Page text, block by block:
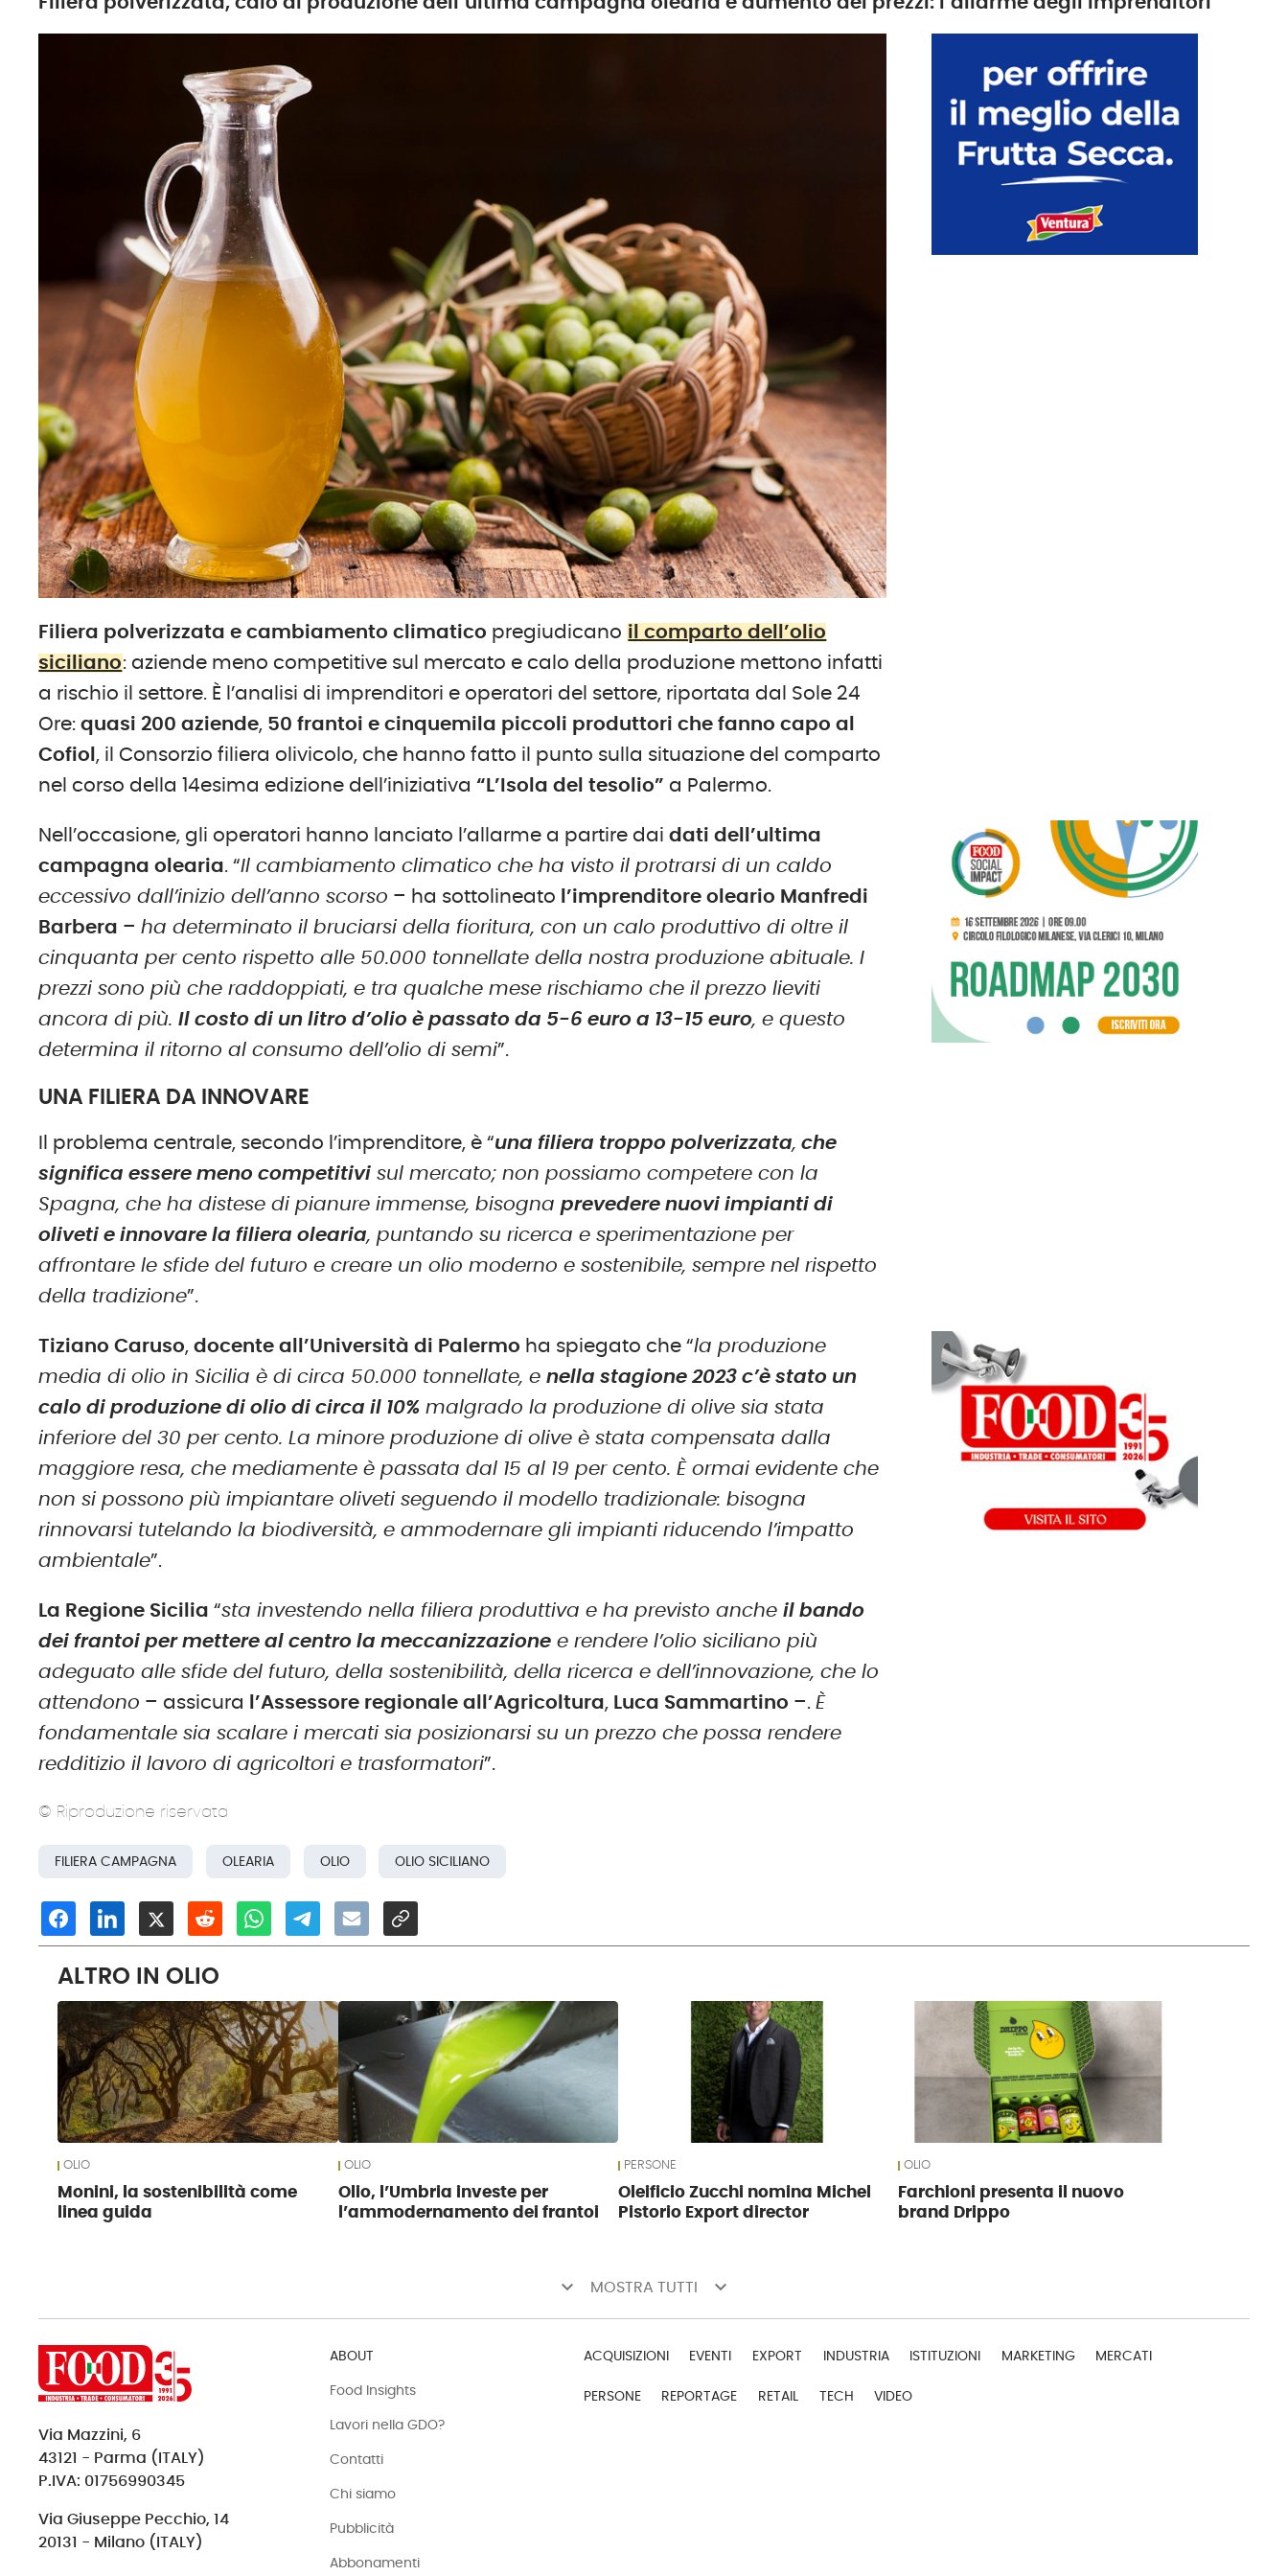
Filiera polverizzata e cambiamento climatico pregiudicano il comparto dell’olio
siciliano: aziende meno competitive sul mercato e calo della produzione mettono infatti
a rischio il settore. È l’analisi di imprenditori e operatori del settore, riportata dal Sole 24
Ore:quasi 200 aziende, 50 frantoi e cinquemila piccoli produttori che fanno capo al
Cofiol , il Consorzio filiera olivicolo, che hanno fatto il punto sulla situazione del comparto
nel corso della 14esima edizione dell’iniziativa“L’Isola del tesolio” a Palermo.
Nell’occasione, gli operatori hanno lanciato l’allarme a partire daidati dell’ultima
campagna olearia. “Il cambiamento climatico che ha visto il protrarsi di un caldo
eccessivo dall’inizio dell’anno scorso – ha sottolineato
l’imprenditore oleario Manfredi
Barbera –ha determinato il bruciarsi della fioritura, con un calo produttivo di oltre il
cinquanta per cento rispetto alle 50.000 tonnellate della nostra produzione abituale. I
prezzi sono più che raddoppiati, e tra qualche mese rischiamo che il prezzo lieviti
ancora di più.Il costo di un litro d’olio è passato da 5-6 euro a 13-15 euro, e questo
determina il ritorno al consumo dell’olio di semi”.
UNA FILIERA DA INNOVARE
Il problema centrale, secondo l’imprenditore, è “una filiera troppo polverizzata, che
significa essere meno competitivi sul mercato; non possiamo competere con la
Spagna, che ha distese di pianure immense, bisognaprevedere nuovi impianti di
oliveti e innovare la filiera olearia, puntando su ricerca e sperimentazione per
affrontare le sfide del futuro e creare un olio moderno e sostenibile, sempre nel rispetto
della tradizione”.
Tiziano Caruso,docente all’Università di Palermo ha spiegato che “la produzione
media di olio in Sicilia è di circa 50.000 tonnellate, enella stagione 2023 c’è stato un
calo di produzione di olio di circa il 10% malgrado la produzione di olive sia stata
inferiore del 30 per cento. La minore produzione di olive è stata compensata dalla
maggiore resa, che mediamente è passata dal 15 al 19 per cento. È ormai evidente che
non si possono più impiantare oliveti seguendo il modello tradizionale: bisogna
rinnovarsi tutelando la biodiversità, e ammodernare gli impianti riducendo l’impatto
ambientale”.
La Regione Sicilia “sta investendo nella filiera produttiva e ha previsto ancheil bando
dei frantoi per mettere al centro la meccanizzazione e rendere l’olio siciliano più
adeguato alle sfide del futuro, della sostenibilità, della ricerca e dell’innovazione, che lo
attendono – assicura l’Assessore regionale all’Agricoltura, Luca Sammartino –.È
fondamentale sia scalare i mercati sia posizionarsi su un prezzo che possa rendere
redditizio il lavoro di agricoltori e trasformatori”.
© Riproduzione riservata
FILIERA CAMPAGNA OLEARIA OLIO OLIO SICILIANO
ALTRO IN OLIO
OLIO
Monini, la sostenibilità come
linea guida
OLIO
Olio, l’Umbria investe per
l’ammodernamento dei frantoi
PERSONE
Oleificio Zucchi nomina Michel
Pistorio Export director
OLIO
Farchioni presenta il nuovo
brand Drippo
keyboard_arrow_down MOSTRA TUTTI keyboard_arrow_down
Via Mazzini, 6
43121 - Parma (ITALY)
P.IVA: 01756990345
Via Giuseppe Pecchio, 14
20131 - Milano (ITALY)
ABOUT
Food Insights
Lavori nella GDO?
Contatti
Chi siamo
Pubblicità
Abbonamenti
ACQUISIZIONI EVENTI EXPORT INDUSTRIA ISTITUZIONI MARKETING MERCATI
PERSONE REPORTAGE RETAIL TECH VIDEO